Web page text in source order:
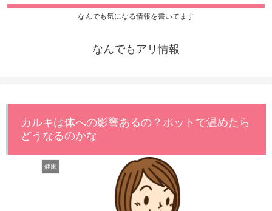
なんでも気になる情報を書いてます
なんでもアリ情報
カルキは体への影響あるの？ポットで温めたら
どうなるのかな
健康